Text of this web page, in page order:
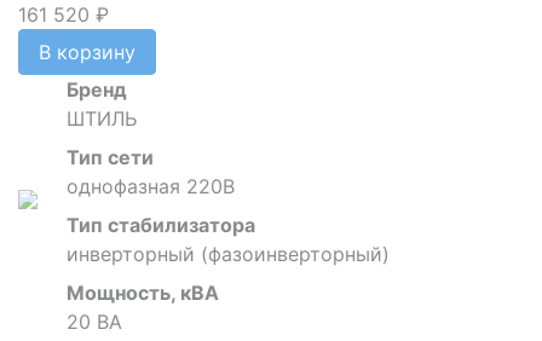
161 520 ₽
В корзину
Бренд
ШТИЛЬ
Тип сети
однофазная 220В
Тип стабилизатора
инверторный (фазоинверторный)
Мощность, кВА
20 ВА